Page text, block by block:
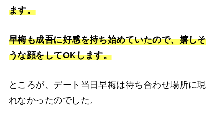
ます。
早梅も成吾に好感を持ち始めていたので、嬉しそ
うな顔をしてOKします。
ところが、デート当日早梅は待ち合わせ場所に現
れなかったのでした。